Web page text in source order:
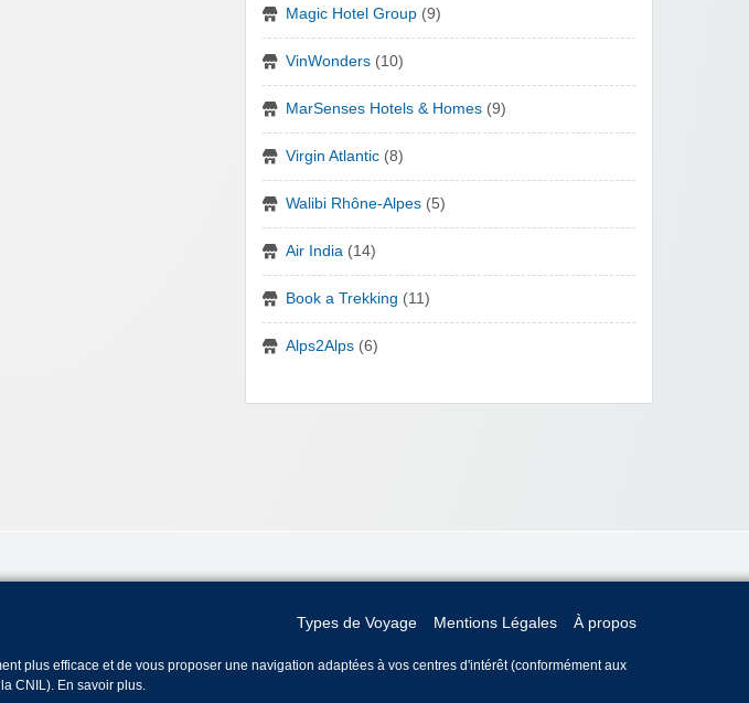
Magic Hotel Group (9)
VinWonders (10)
MarSenses Hotels & Homes (9)
Virgin Atlantic (8)
Walibi Rhône-Alpes (5)
Air India (14)
Book a Trekking (11)
Alps2Alps (6)
Types de Voyage Mentions Légales À propos
plus efficace et de vous proposer une navigation adaptées à vos centres d'intérêt (conformément aux
CNIL). En savoir plus.